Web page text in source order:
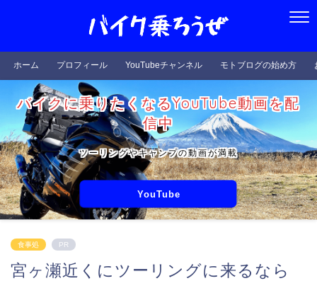
ホーム プロフィール YouTubeチャンネル モトブログの始め方
バイクに乗りたくなるYouTube動画を配
信中
ツーリングやキャンプの動画が満載
YouTube
食事処 PR
宮ヶ瀬近くにツーリングに来るなら